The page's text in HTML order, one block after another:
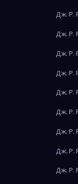
Дж. Р.
Дж. Р.
Дж. Р.
Дж. Р.
Дж. Р.
Дж. Р.
Дж. Р.
Дж. Р.
Дж. Р.